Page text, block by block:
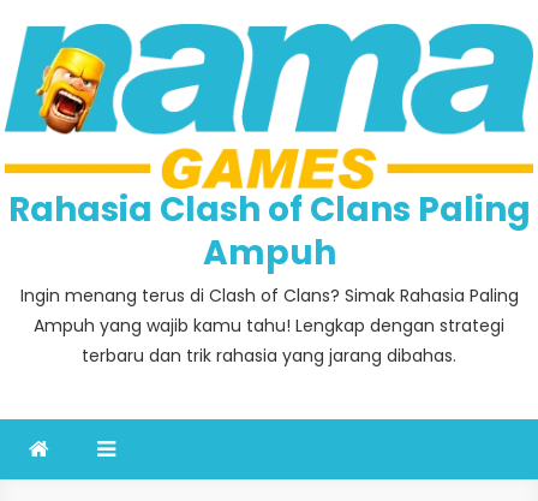
content
Rahasia Clash of Clans Paling
Ampuh
Ingin menang terus di Clash of Clans? Simak Rahasia Paling
Ampuh yang wajib kamu tahu! Lengkap dengan strategi
terbaru dan trik rahasia yang jarang dibahas.